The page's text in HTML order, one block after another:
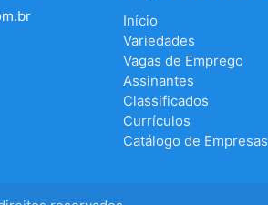
Início
Variedades
Vagas de Emprego
Assinantes
Classificados
Currículos
Catálogo de Empresas